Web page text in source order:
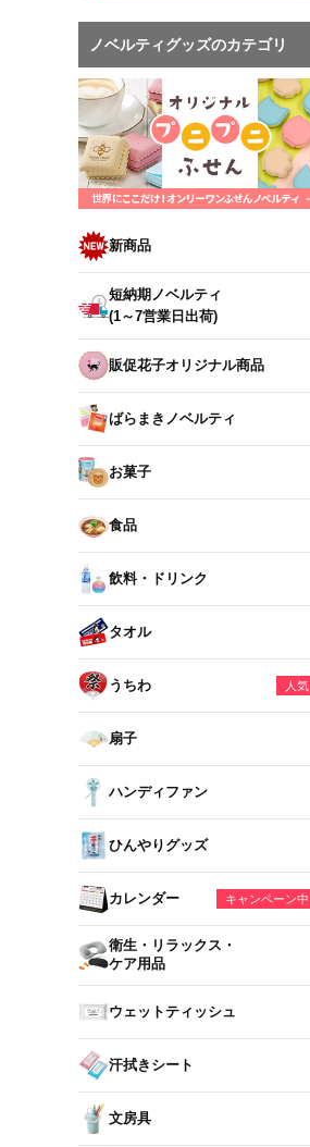
ノベルティグッズのカテゴリ
新商品
短納期ノベルティ
(1～7営業日出荷)
販促花子オリジナル商品
ばらまきノベルティ
お菓子
食品
飲料・ドリンク
タオル
うちわ 人気
扇子
ハンディファン
ひんやりグッズ
カレンダー キャンペーン中
衛生・リラックス・
ケア用品
ウェットティッシュ
汗拭きシート
文房具